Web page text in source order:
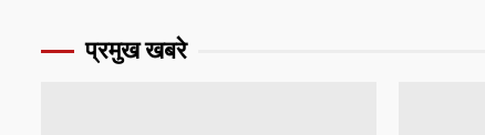
प्रमुख खबरे